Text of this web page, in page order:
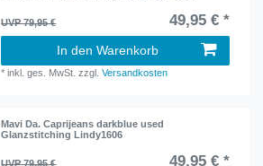
UVP 79,95 € 49,95 € *
In den Warenkorb
*inkl. ges. MwSt. zzgl.Versandkosten
Mavi Da. Caprijeans darkblue used
Glanzstitching Lindy1606
UVP 79,95 € 49,95 € *